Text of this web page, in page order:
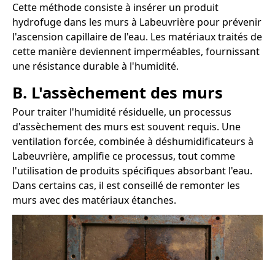
Cette méthode consiste à insérer un produit
hydrofuge dans les murs à Labeuvrière pour prévenir
l'ascension capillaire de l'eau. Les matériaux traités de
cette manière deviennent imperméables, fournissant
une résistance durable à l'humidité.
B. L'assèchement des murs
Pour traiter l'humidité résiduelle, un processus
d'assèchement des murs est souvent requis. Une
ventilation forcée, combinée à déshumidificateurs à
Labeuvrière, amplifie ce processus, tout comme
l'utilisation de produits spécifiques absorbant l'eau.
Dans certains cas, il est conseillé de remonter les
murs avec des matériaux étanches.